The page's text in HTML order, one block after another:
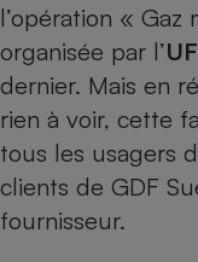
l’opération « Gaz
organisée par l’
dernier. Mais en
rien à voir, cette
tous les usagers
clients de GDF
fournisseur.